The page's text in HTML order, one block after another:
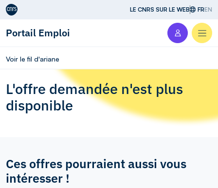
Aller au contenu LE CNRS SUR LE WEB FREN
Portail Emploi
Voir le fil d'ariane
L'offre demandée n'est plus
disponible
Ces offres pourraient aussi vous
intéresser !